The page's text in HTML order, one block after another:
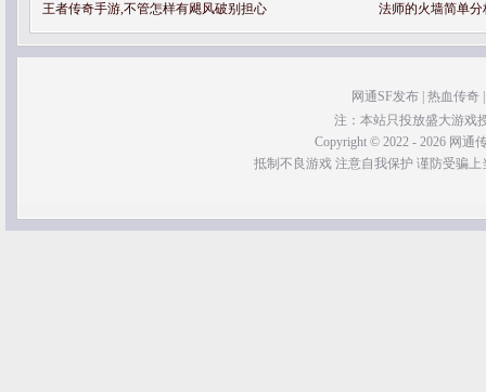
王者传奇手游,不管怎样有飓风破别担心
法师的火墙简单
网通SF发布 热血传奇
注：本站只投放盛大游戏
Copyright © 2022 - 2026 网通
抵制不良游戏 注意自我保护 谨防受骗